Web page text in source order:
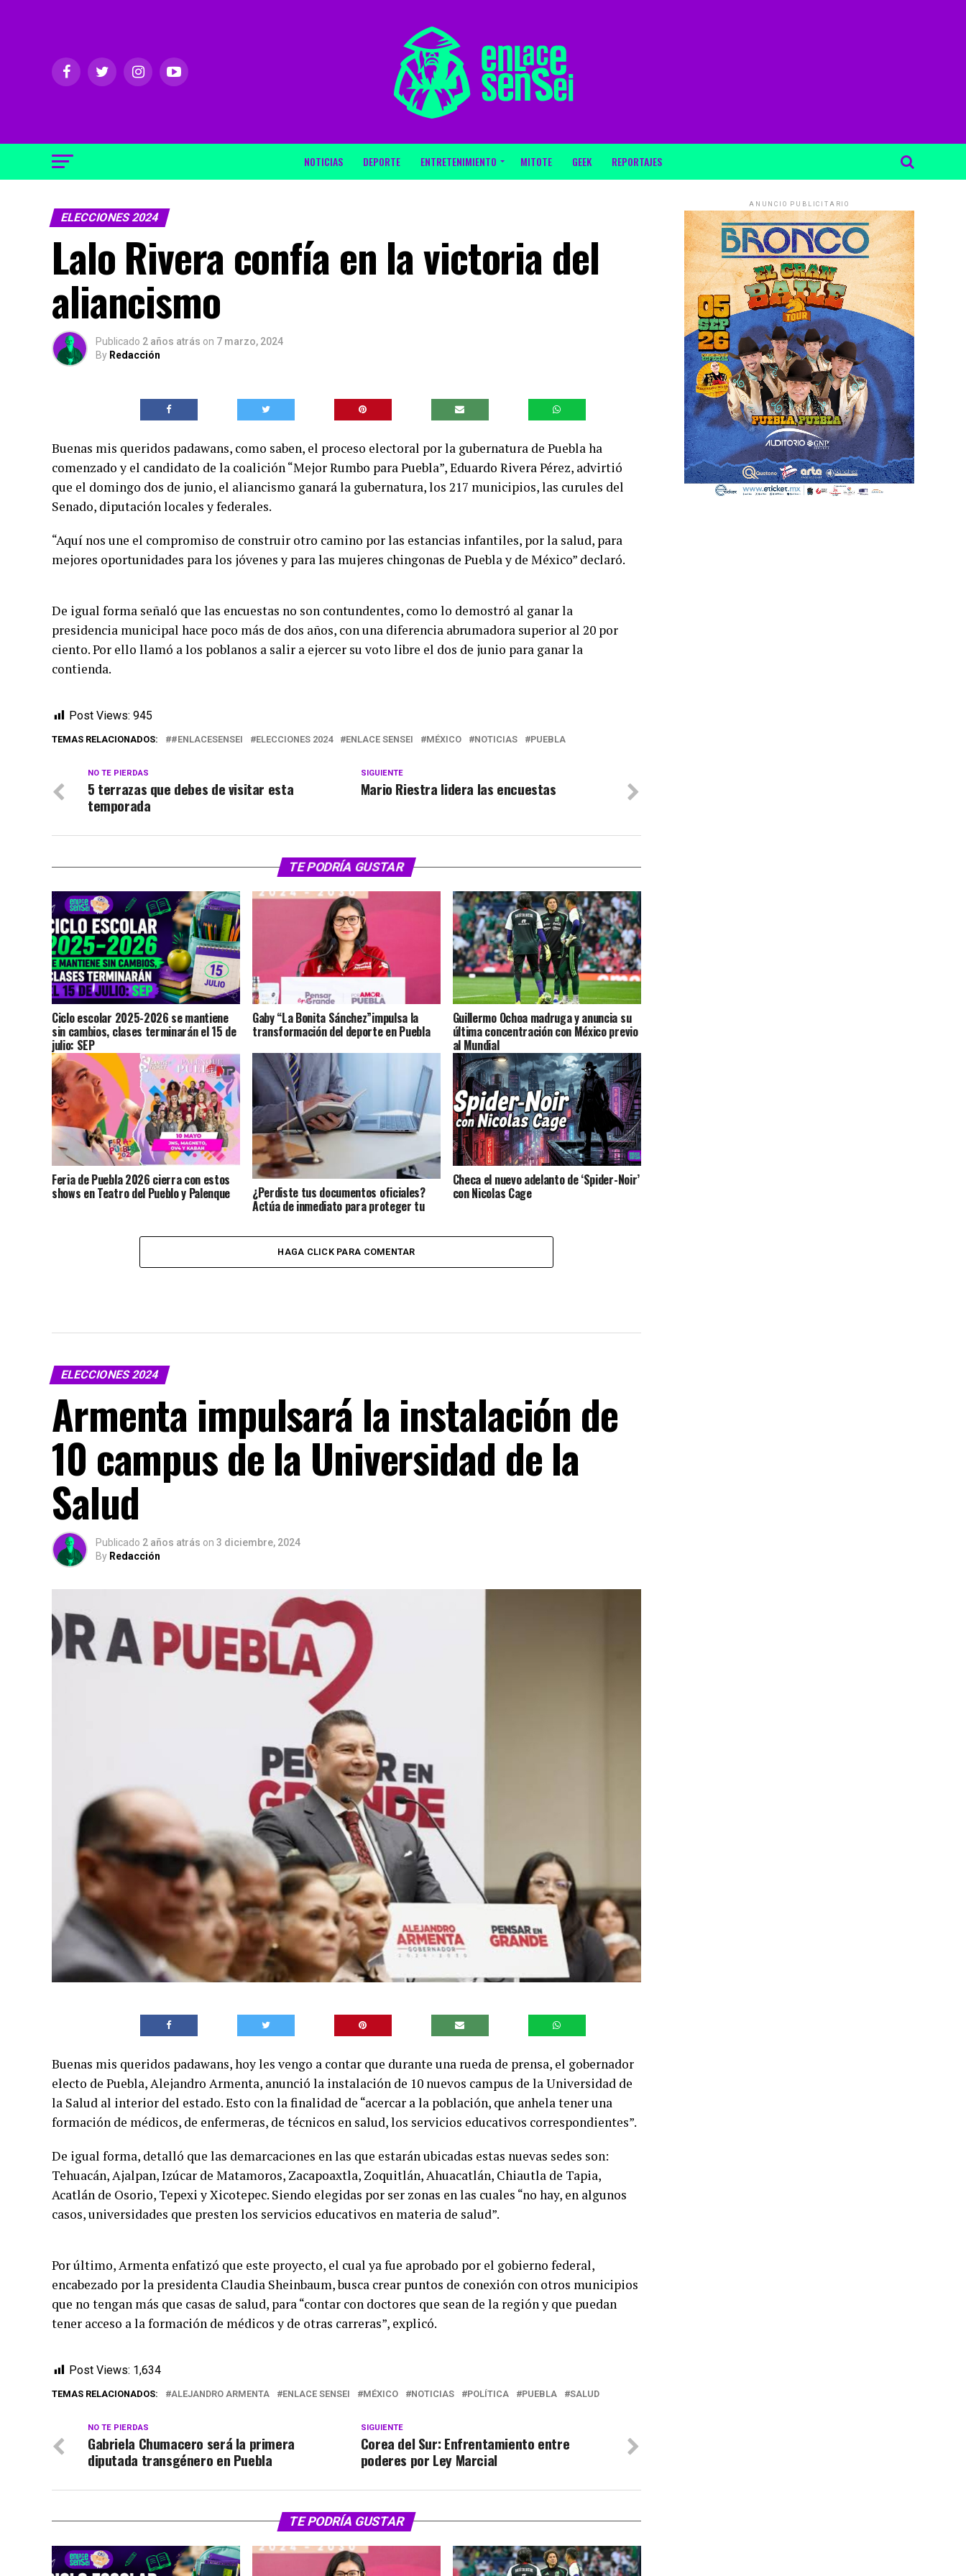
NOTICIAS DEPORTE ENTRETENIMIENTO MITOTE GEEK REPORTAJES
ELECCIONES 2024
Lalo Rivera confía en la victoria del
aliancismo
Publicado 2 años atrás on 7 marzo, 2024
By Redacción
Buenas mis queridos padawans, como saben, el proceso electoral por la gubernatura de Puebla ha
comenzado y el candidato de la coalición “Mejor Rumbo para Puebla”, Eduardo Rivera Pérez, advirtió
que el domingo dos de junio, el aliancismo ganará la gubernatura, los 217 municipios, las curules del
Senado, diputación locales y federales.
“Aquí nos une el compromiso de construir otro camino por las estancias infantiles, por la salud, para
mejores oportunidades para los jóvenes y para las mujeres chingonas de Puebla y de México” declaró.
De igual forma señaló que las encuestas no son contundentes, como lo demostró al ganar la
presidencia municipal hace poco más de dos años, con una diferencia abrumadora superior al 20 por
ciento. Por ello llamó a los poblanos a salir a ejercer su voto libre el dos de junio para ganar la
contienda.
Post Views: 945
TEMAS RELACIONADOS: #ENLACESENSEI ELECCIONES 2024 ENLACE SENSEI MÉXICO NOTICIAS PUEBLA
SIGUIENTE
Mario Riestra lidera las encuestas
NO TE PIERDAS
5 terrazas que debes de visitar esta
temporada
TE PODRÍA GUSTAR
Ciclo escolar 2025-2026 se mantiene
sin cambios, clases terminarán el 15 de
julio: SEP
Gaby “La Bonita Sánchez”impulsa la
transformación del deporte en Puebla
Guillermo Ochoa madruga y anuncia su
última concentración con México previo
al Mundial
Feria de Puebla 2026 cierra con estos
shows en Teatro del Pueblo y Palenque ¿Perdiste tus documentos oficiales?
Actúa de inmediato para proteger tu
Checa el nuevo adelanto de ‘Spider-Noir’
con Nicolas Cage
HAGA CLICK PARA COMENTAR
ELECCIONES 2024
Armenta impulsará la instalación de
10 campus de la Universidad de la
Salud
Publicado 2 años atrás on 3 diciembre, 2024
By Redacción
Buenas mis queridos padawans, hoy les vengo a contar que durante una rueda de prensa, el gobernador
electo de Puebla, Alejandro Armenta, anunció la instalación de 10 nuevos campus de la Universidad de
la Salud al interior del estado. Esto con la finalidad de “acercar a la población, que anhela tener una
formación de médicos, de enfermeras, de técnicos en salud, los servicios educativos correspondientes”.
De igual forma, detalló que las demarcaciones en las que estarán ubicadas estas nuevas sedes son:
Tehuacán, Ajalpan, Izúcar de Matamoros, Zacapoaxtla, Zoquitlán, Ahuacatlán, Chiautla de Tapia,
Acatlán de Osorio, Tepexi y Xicotepec. Siendo elegidas por ser zonas en las cuales “no hay, en algunos
casos, universidades que presten los servicios educativos en materia de salud”.
Por último, Armenta enfatizó que este proyecto, el cual ya fue aprobado por el gobierno federal,
encabezado por la presidenta Claudia Sheinbaum, busca crear puntos de conexión con otros municipios
que no tengan más que casas de salud, para “contar con doctores que sean de la región y que puedan
tener acceso a la formación de médicos y de otras carreras”, explicó.
Post Views: 1,634
TEMAS RELACIONADOS: ALEJANDRO ARMENTA ENLACE SENSEI MÉXICO NOTICIAS POLÍTICA PUEBLA SALUD
SIGUIENTE
Corea del Sur: Enfrentamiento entre
poderes por Ley Marcial
NO TE PIERDAS
Gabriela Chumacero será la primera
diputada transgénero en Puebla
TE PODRÍA GUSTAR
ANUNCIO PUBLICITARIO